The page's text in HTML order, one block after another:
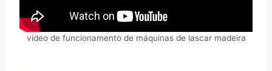
vídeo de funcionamento de máquinas de lascar madeira